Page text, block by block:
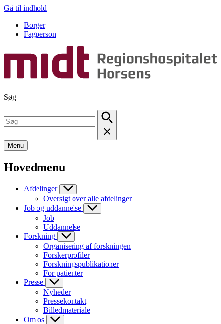
Gå til indhold
Borger
Fagperson
Søg
Menu
Hovedmenu
Afdelinger
Oversigt over alle afdelinger
Job og uddannelse
Job
Uddannelse
Forskning
Organisering af forskningen
Forskerprofiler
Forskningspublikationer
For patienter
Presse
Nyheder
Pressekontakt
Billedmateriale
Om os